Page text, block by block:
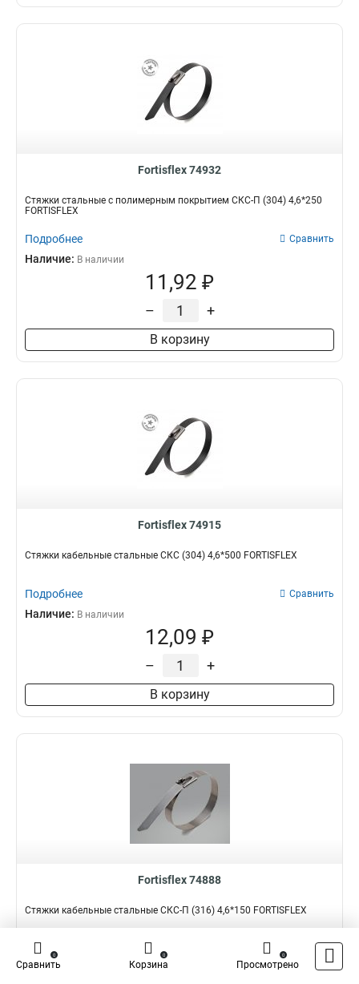
Fortisflex 74932
Стяжки стальные с полимерным покрытием СКС-П (304) 4,6*250
FORTISFLEX
Подробнее Сравнить
Наличие: В наличии
11,92 ₽
– +
В корзину
Fortisflex 74915
Стяжки кабельные стальные СКС (304) 4,6*500 FORTISFLEX
Подробнее Сравнить
Наличие: В наличии
12,09 ₽
– +
В корзину
Fortisflex 74888
Стяжки кабельные стальные СКС-П (316) 4,6*150 FORTISFLEX
Подробнее Сравнить
Наличие:
Сравнить
0
Корзина
0
Просмотрено
0